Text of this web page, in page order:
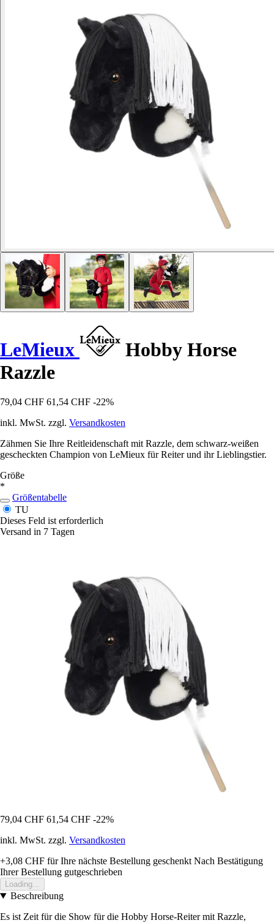
LeMieux
Hobby Horse
Razzle
79,04 CHF 61,54 CHF -22%
inkl. MwSt. zzgl. Versandkosten
Zähmen Sie Ihre Reitleidenschaft mit Razzle, dem schwarz-weißen
gescheckten Champion von LeMieux für Reiter und ihr Lieblingstier.
Größe
*
Größentabelle
TU
Dieses Feld ist erforderlich
Versand in 7 Tagen
79,04 CHF 61,54 CHF -22%
inkl. MwSt. zzgl. Versandkosten
+3,08 CHF für Ihre nächste Bestellung geschenkt Nach Bestätigung
Ihrer Bestellung gutgeschrieben
Loading...
Beschreibung
Es ist Zeit für die Show für die Hobby Horse-Reiter mit Razzle,